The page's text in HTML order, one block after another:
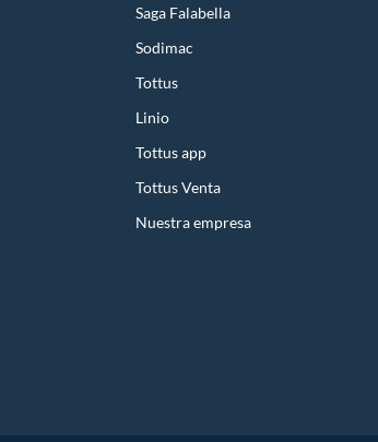
Saga Falabella
Sodimac
Tottus
Linio
Tottus app
Tottus Venta
Nuestra empresa